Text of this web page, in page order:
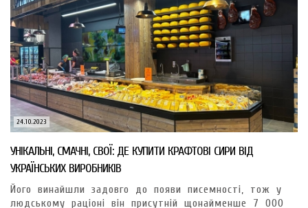
24.10.2023
УНІКАЛЬНІ, СМАЧНІ, СВОЇ: ДЕ КУПИТИ КРАФТОВІ СИРИ ВІД
УКРАЇНСЬКИХ ВИРОБНИКІВ
Його винайшли задовго до появи писемності, тож у
людському раціоні він присутній щонайменше 7 000